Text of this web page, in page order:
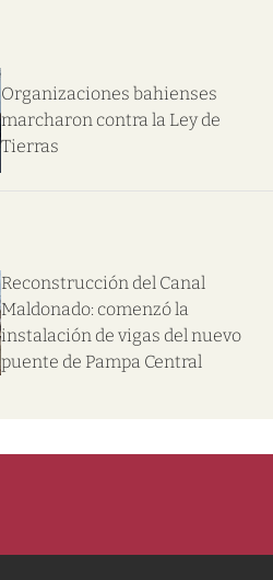
Organizaciones bahienses
marcharon contra la Ley de
Tierras
Reconstrucción del Canal
Maldonado: comenzó la
instalación de vigas del nuevo
puente de Pampa Central